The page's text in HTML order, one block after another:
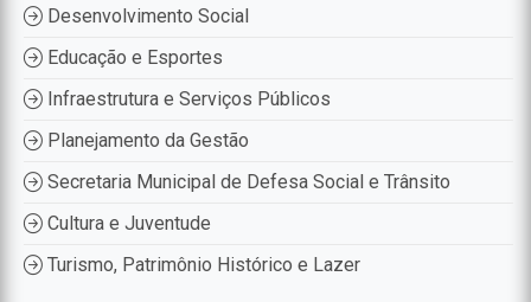
Desenvolvimento Social
Educação e Esportes
Infraestrutura e Serviços Públicos
Planejamento da Gestão
Secretaria Municipal de Defesa Social e Trânsito
Cultura e Juventude
Turismo, Patrimônio Histórico e Lazer